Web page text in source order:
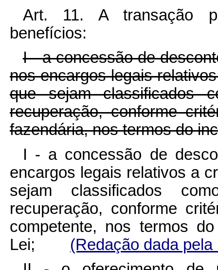
Art. 11. A transação
benefícios:
I - a concessão de
nos encargos legais
que sejam classificados
recuperação, conforme
fazendária, nos termos do
I - a concessão de
encargos legais relativos a
sejam classificados
recuperação, conforme
competente, nos termos
Lei; (Redação dada pela